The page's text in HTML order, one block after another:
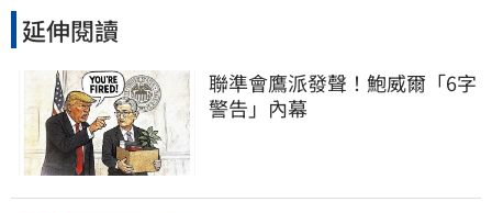
延伸閱讀
聯準會鷹派發聲！鮑威爾「6字
警告」內幕